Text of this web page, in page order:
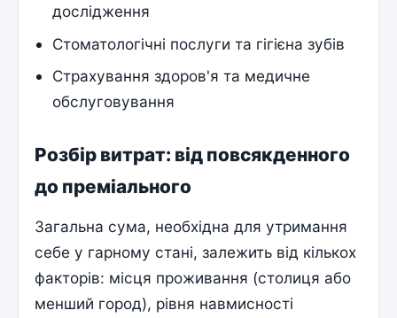
дослідження
Стоматологічні послуги та гігієна зубів
Страхування здоров'я та медичне
обслуговування
Розбір витрат: від повсякденного
до преміального
Загальна сума, необхідна для утримання
себе у гарному стані, залежить від кількох
факторів: місця проживання (столиця або
менший город), рівня навмисності